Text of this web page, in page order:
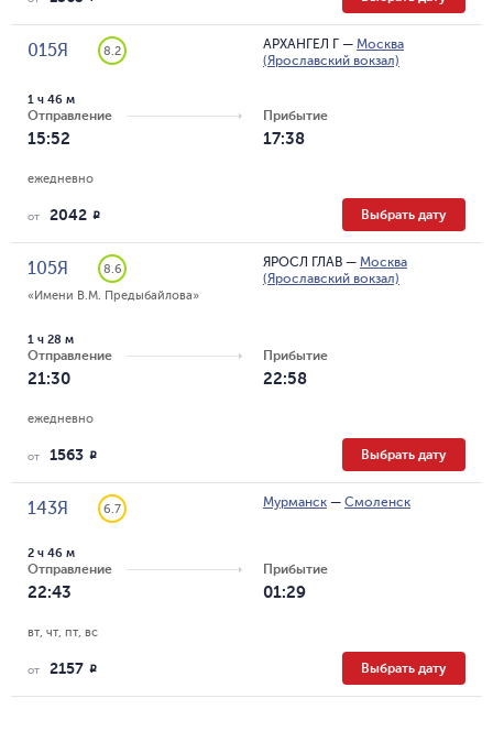
015Я 8.2 АРХАНГЕЛ Г — Москва
(Ярославский вокзал)
Отправление
15:52
1 ч 46 м
Прибытие
17:38
ежедневно
от 2042 R Выбрать дату
105Я
8.6
«Имени В.М. Предыбайлова»
ЯРОСЛ ГЛАВ — Москва
(Ярославский вокзал)
Отправление
21:30
1 ч 28 м
Прибытие
22:58
ежедневно
от 1563 R Выбрать дату
143Я 6.7 Мурманск — Смоленск
Отправление
22:43
2 ч 46 м
Прибытие
01:29
вт, чт, пт, вс
от 2157 R Выбрать дату